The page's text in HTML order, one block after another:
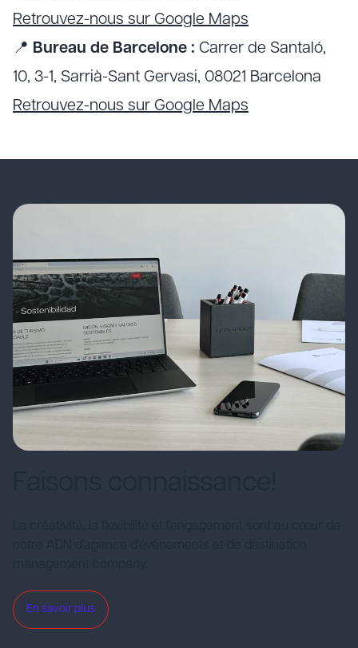
Retrouvez-nous sur Google Maps
📍 Bureau de Barcelone : Carrer de Santaló,
10, 3-1, Sarrià-Sant Gervasi, 08021 Barcelona
Retrouvez-nous sur Google Maps
En savoir plus